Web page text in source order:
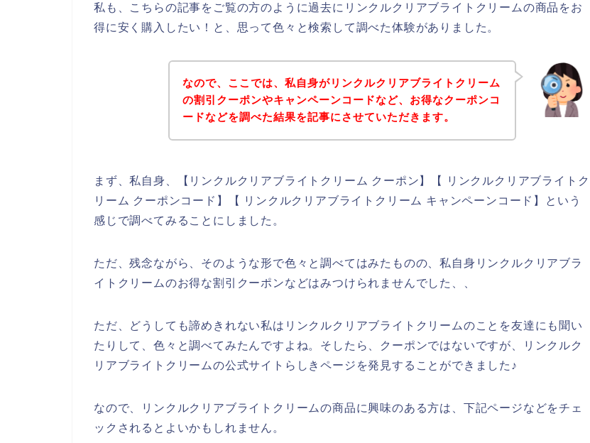
私も、こちらの記事をご覧の方のように過去にリンクルクリアブライトクリームの商品をお
得に安く購入したい！と、思って色々と検索して調べた体験がありました。
なので、ここでは、私自身がリンクルクリアブライトクリーム
の割引クーポンやキャンペーンコードなど、お得なクーポンコ
ードなどを調べた結果を記事にさせていただきます。
まず、私自身、【リンクルクリアブライトクリーム クーポン】【 リンクルクリアブライトク
リーム クーポンコード】【 リンクルクリアブライトクリーム キャンペーンコード】という
感じで調べてみることにしました。
ただ、残念ながら、そのような形で色々と調べてはみたものの、私自身リンクルクリアブラ
イトクリームのお得な割引クーポンなどはみつけられませんでした、、
ただ、どうしても諦めきれない私はリンクルクリアブライトクリームのことを友達にも聞い
たりして、色々と調べてみたんですよね。そしたら、クーポンではないですが、リンクルク
リアブライトクリームの公式サイトらしきページを発見することができました♪
なので、リンクルクリアブライトクリームの商品に興味のある方は、下記ページなどをチェ
ックされるとよいかもしれません。